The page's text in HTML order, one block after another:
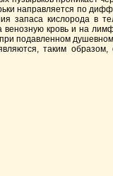
направляется по
запаса кислорода в
кровь и на
подавленном
таким образом,